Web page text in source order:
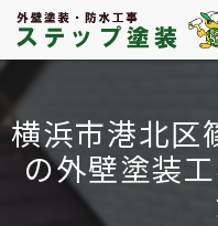
横浜市港北区
の外壁塗装